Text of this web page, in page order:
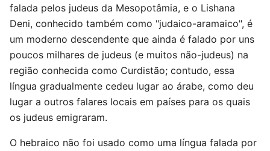
falada pelos judeus da Mesopotâmia, e o Lishana
Deni, conhecido também como "judaico-aramaico", é
um moderno descendente que ainda é falado por uns
poucos milhares de judeus (e muitos não-judeus) na
região conhecida como Curdistão; contudo, essa
língua gradualmente cedeu lugar ao árabe, como deu
lugar a outros falares locais em países para os quais
os judeus emigraram.
O hebraico não foi usado como uma língua falada por